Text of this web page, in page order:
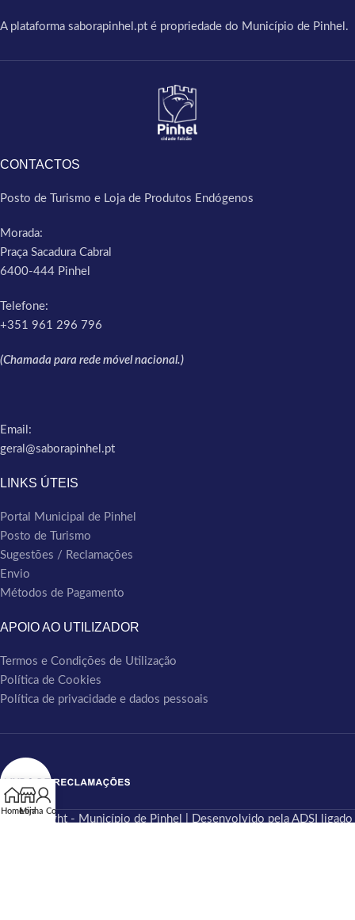
A plataforma saborapinhel.pt é propriedade do Município de Pinhel.
CONTACTOS
Posto de Turismo e Loja de Produtos Endógenos
Morada:
Praça Sacadura Cabral
6400-444 Pinhel
Telefone:
+351 961 296 796
(Chamada para rede móvel nacional.)
Email:
geral@saborapinhel.pt
LINKS ÚTEIS
Portal Municipal de Pinhel
Posto de Turismo
Sugestões / Reclamações
Envio
Métodos de Pagamento
APOIO AO UTILIZADOR
Termos e Condições de Utilização
Política de Cookies
Política de privacidade e dados pessoais
© Copyright - Município de Pinhel | Desenvolvido pela ADSI ligado
HomeLoja
Minha Conta